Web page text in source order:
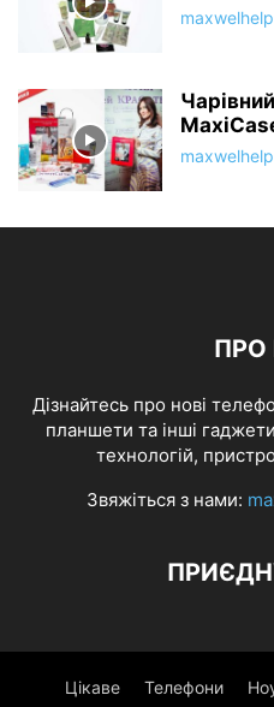
maxwelhelp
maxwelhelp
ПРО
Дізнайтесь про нові
планшети та інші
технологій,
Звяжіться з нами:
Цікаве Телефони